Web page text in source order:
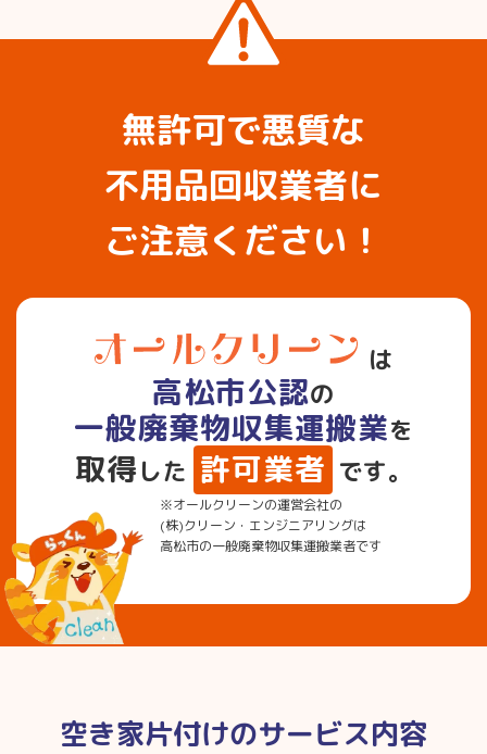
無許可で悪質な
不用品回収業者に
ご注意ください！
は
高松市公認の
一般廃棄物収集運搬業を
取得した 許可業者 です。
※オールクリーンの運営会社の
(株)クリーン・エンジニアリングは
高松市の一般廃棄物収集運搬業者です
空き家片付けのサービス内容